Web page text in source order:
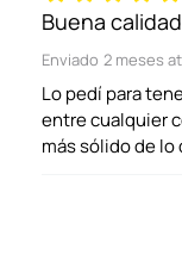
Escribe
Buena calidad
Enviado 2 meses
Lo pedí para
entre cualquier
más sólido de lo